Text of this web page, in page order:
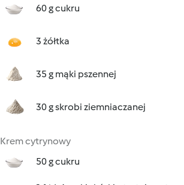
60 g cukru
3 żółtka
35 g mąki pszennej
30 g skrobi ziemniaczanej
Krem cytrynowy
50 g cukru